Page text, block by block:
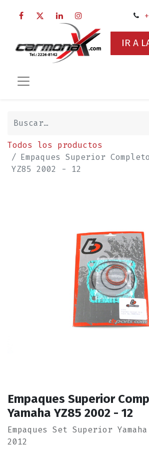
IR A
Todos los productos
Empaques Superior
YZ85 2002 - 12
Empaques Superior
Yamaha YZ85 2002 - 12
Empaques Set Superior
2012